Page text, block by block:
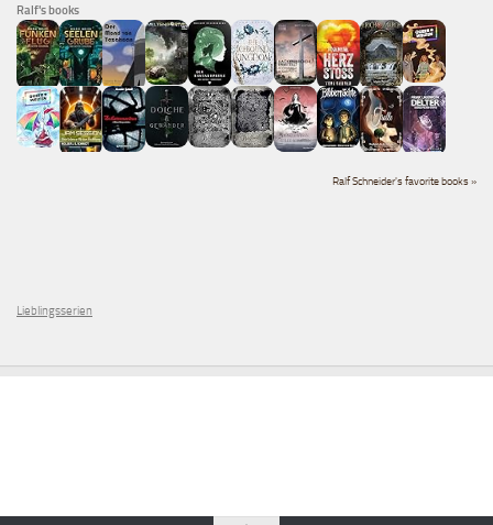
Ralf's books
Ralf Schneider's favorite books »
Lieblingsserien